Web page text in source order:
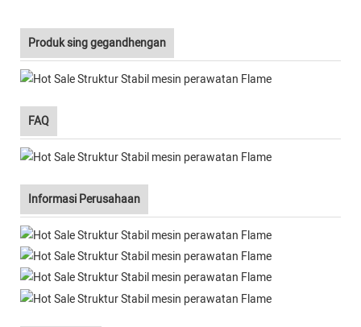
Produk sing gegandhengan
FAQ
Informasi Perusahaan